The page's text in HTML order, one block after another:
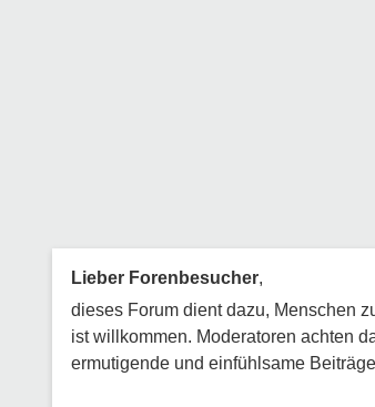
Lieber Forenbesucher,
dieses Forum dient dazu, Menschen
ist willkommen. Moderatoren achten
ermutigende und einfühlsame